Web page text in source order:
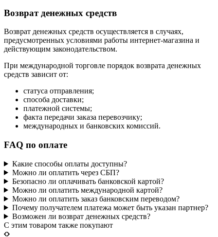
Возврат денежных средств
Возврат денежных средств осуществляется в случаях,
предусмотренных условиями работы интернет-магазина и
действующим законодательством.
При международной торговле порядок возврата денежных
средств зависит от:
статуса отправления;
способа доставки;
платежной системы;
факта передачи заказа перевозчику;
международных и банковских комиссий.
FAQ по оплате
Какие способы оплаты доступны?
Можно ли оплатить через СБП?
Безопасно ли оплачивать банковской картой?
Можно ли оплатить международной картой?
Можно ли оплатить заказ банковским переводом?
Почему получателем платежа может быть указан партнер?
Возможен ли возврат денежных средств?
C этим товаром также покупают